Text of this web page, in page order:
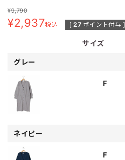
¥9,790
¥2,937税込 [ 27 ポイント付与 ]
サイズ
グレー
F
ネイビー
F